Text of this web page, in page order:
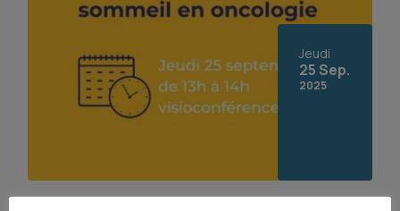
Jeudi
25 Sep.
2025